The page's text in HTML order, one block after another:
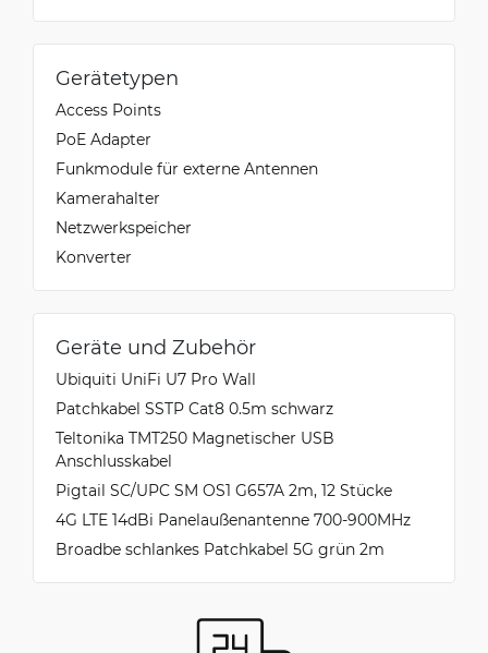
Gerätetypen
Access Points
PoE Adapter
Funkmodule für externe Antennen
Kamerahalter
Netzwerkspeicher
Konverter
Geräte und Zubehör
Ubiquiti UniFi U7 Pro Wall
Patchkabel SSTP Cat8 0.5m schwarz
Teltonika TMT250 Magnetischer USB
Anschlusskabel
Pigtail SC/UPC SM OS1 G657A 2m, 12 Stücke
4G LTE 14dBi Panelaußenantenne 700-900MHz
Broadbe schlankes Patchkabel 5G grün 2m